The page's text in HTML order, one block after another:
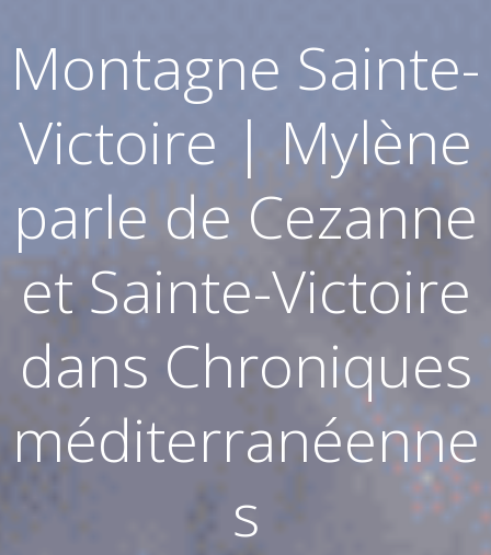
Montagne Sainte-
Victoire | Mylène
parle de Cezanne
et Sainte-Victoire
dans Chroniques
méditerranéenne
s